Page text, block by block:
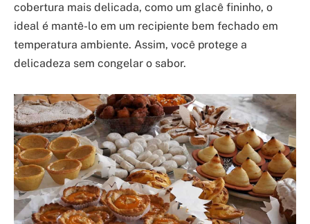
cobertura mais delicada, como um glacê fininho, o
ideal é mantê-lo em um recipiente bem fechado em
temperatura ambiente. Assim, você protege a
delicadeza sem congelar o sabor.